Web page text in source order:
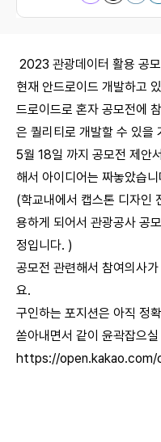
2023 관광데이터 활용 공
현재 안드로이드 개발하고
드로이드로 혼자 공모전에
은 퀄리티로 개발할 수 있을
5월 18일 까지 공모전 제안
해서 아이디어는 짜놓았습니
(학교내에서 캡스톤 디자인
용하게 되어서 관광공사 공
정입니다. )
공모전 관련해서 참여의사
요.
구인하는 포지션은 아직 정
쏟아내면서 같이 윤곽잡으
https://open.kakao.com/